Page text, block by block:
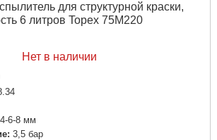
для структурной краски,
6 литров Topex 75M220
Нет в наличии
4-6-8 мм
3,5 бар